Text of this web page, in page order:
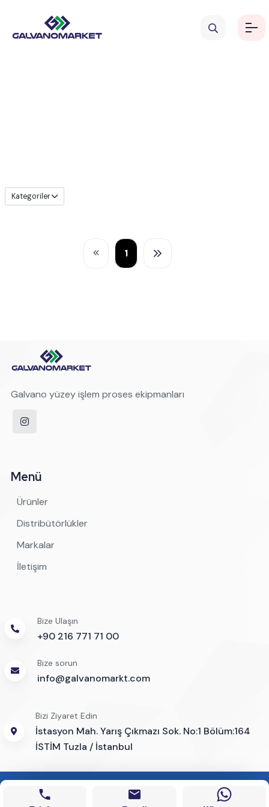
1
Galvano yüzey işlem proses ekipmanları
Menü
Ürünler
Distribütörlükler
Markalar
İletişim
Bize Ulaşın
+90 216 771 71 00
Bize sorun
info@galvanomarkt.com
Bizi Ziyaret Edin
İstasyon Mah. Yarış Çıkmazı Sok. No:1 Bölüm:164
İSTİM Tuzla / İstanbul